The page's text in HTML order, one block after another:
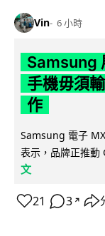
Vin 6 小時
Samsung
手機毋須
作
Samsung 電子
表示，品牌正推
文
21 3 ↗